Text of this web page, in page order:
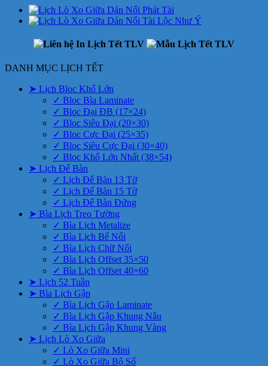
DANH MỤC LỊCH TẾT
➤ Lịch Bloc Khổ Lớn
✓ Bloc Bìa Laminate
✓ Bloc Đại ĐB (17×24)
✓ Bloc Siêu Đại (20×30)
✓ Bloc Cực Đại (25×35)
✓ Bloc Siêu Cực Đại (30×40)
✓ Bloc Khổ Lớn Nhất (38×54)
➤ Lịch Để Bàn
✓ Lịch Để Bàn 13 Tờ
✓ Lịch Để Bàn 15 Tờ
✓ Lịch Để Bàn Đứng
➤ Bìa Lịch Treo Tường
✓ Bìa Lịch Metalize
✓ Bìa Lịch Bế Nổi
✓ Bìa Lịch Chữ Nổi
✓ Bìa Lịch Offset 35×50
✓ Bìa Lịch Offset 40×60
➤ Lịch 52 Tuần
➤ Bìa Lịch Gập
✓ Bìa Lịch Gập Laminate
✓ Bìa Lịch Gập Khung Nâu
✓ Bìa Lịch Gập Khung Vàng
➤ Lịch Lò Xo Giữa
✓ Lò Xo Giữa Mini
✓ Lò Xo Giữa Bộ Số